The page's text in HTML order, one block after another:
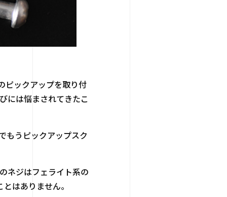
ピックアップを取り付
には悩まされてきたこ
もうピックアップスク
ネジはフェライト系の
はありません。